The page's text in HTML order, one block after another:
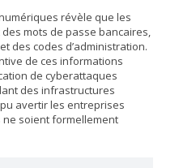
révèle que les
mots de passe bancaires,
des codes d’administration.
de ces informations
de cyberattaques
des infrastructures
avertir les entreprises
soient formellement